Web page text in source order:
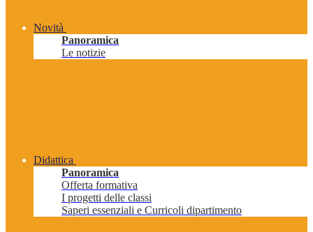
Novità
Panoramica
Le notizie
Didattica
Panoramica
Offerta formativa
I progetti delle classi
Saperi essenziali e Curricoli dipartimento